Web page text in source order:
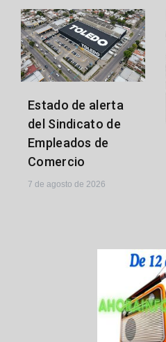
Estado de alerta
del Sindicato de
Empleados de
Comercio
7 de agosto de 2026